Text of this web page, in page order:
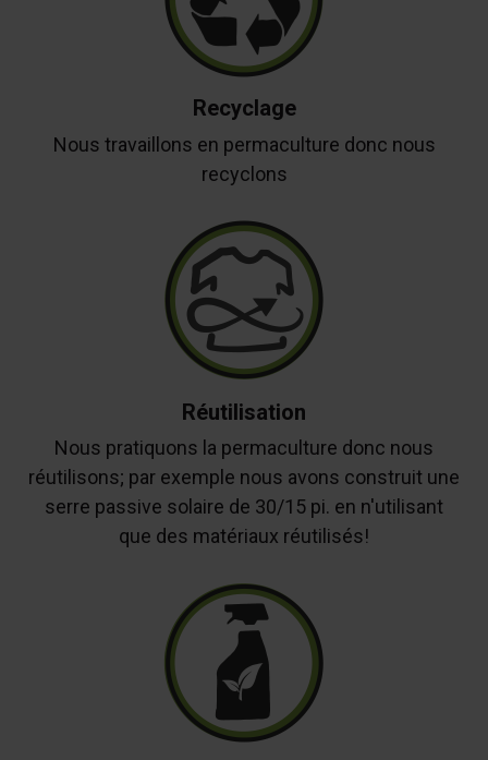
Recyclage
Nous travaillons en permaculture donc nous
recyclons
Réutilisation
Nous pratiquons la permaculture donc nous
réutilisons; par exemple nous avons construit une
serre passive solaire de 30/15 pi. en n'utilisant
que des matériaux réutilisés!